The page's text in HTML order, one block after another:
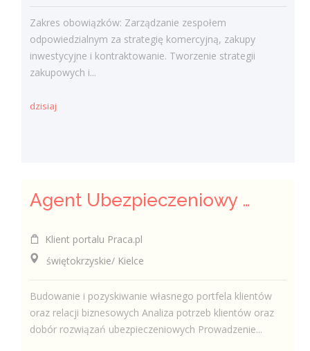
Zakres obowiązków: Zarządzanie zespołem
odpowiedzialnym za strategię komercyjną, zakupy
inwestycyjne i kontraktowanie. Tworzenie strategii
zakupowych i...
dzisiaj
Agent Ubezpieczeniowy / Agentka Ubezpieczeniowa
Klient portalu Praca.pl
świętokrzyskie/ Kielce
Budowanie i pozyskiwanie własnego portfela klientów
oraz relacji biznesowych Analiza potrzeb klientów oraz
dobór rozwiązań ubezpieczeniowych Prowadzenie...